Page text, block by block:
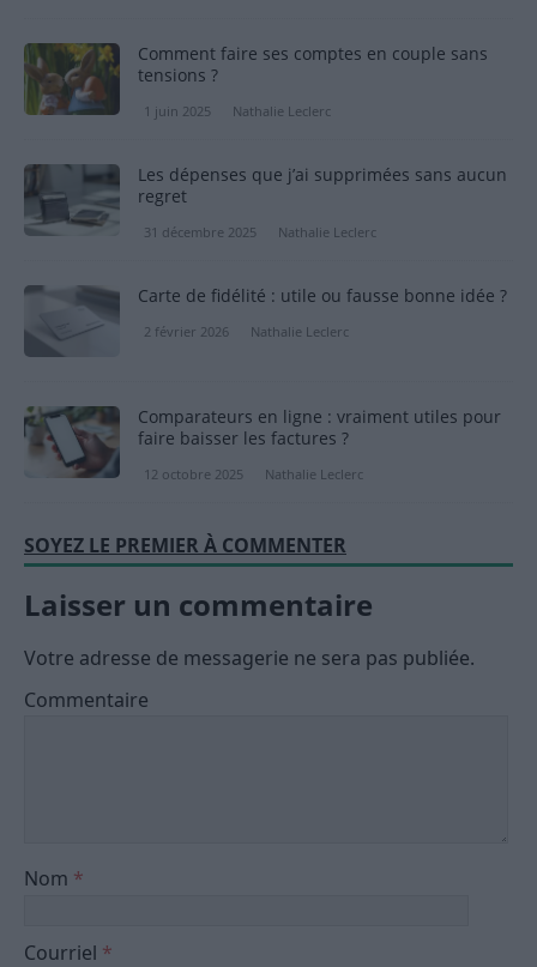
Comment faire ses comptes en couple sans
tensions ?
1 juin 2025 Nathalie Leclerc
Les dépenses que j’ai supprimées sans aucun
regret
31 décembre 2025 Nathalie Leclerc
Carte de fidélité : utile ou fausse bonne idée ?
2 février 2026 Nathalie Leclerc
Comparateurs en ligne : vraiment utiles pour
faire baisser les factures ?
12 octobre 2025 Nathalie Leclerc
SOYEZ LE PREMIER À COMMENTER
Laisser un commentaire
Votre adresse de messagerie ne sera pas publiée.
Commentaire
Nom *
Courriel *